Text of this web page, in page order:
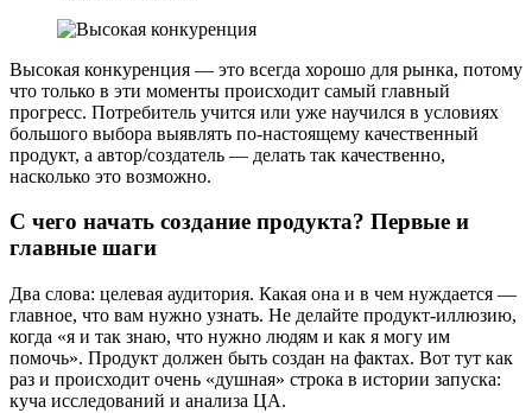
Высокая конкуренция — это всегда хорошо для рынка, потому
что только в эти моменты происходит самый главный
прогресс. Потребитель учится или уже научился в условиях
большого выбора выявлять по-настоящему качественный
продукт, а автор/создатель — делать так качественно,
насколько это возможно.
С чего начать создание продукта? Первые и
главные шаги
Два слова: целевая аудитория. Какая она и в чем нуждается —
главное, что вам нужно узнать. Не делайте продукт-иллюзию,
когда «‎я и так знаю, что нужно людям и как я могу им
помочь». Продукт должен быть создан на фактах. Вот тут как
раз и происходит очень «‎душная‎» строка в истории запуска:
куча исследований и анализа ЦА.